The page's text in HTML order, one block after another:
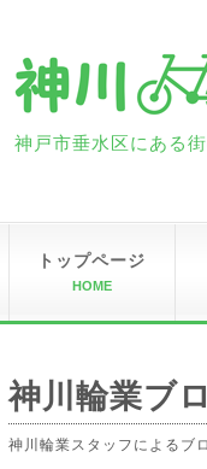
神戸市垂水区にある
トップページ
HOME
神川輪業ブ
神川輪業スタッフによるブ